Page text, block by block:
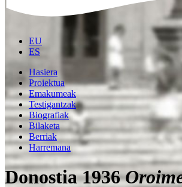
EU
ES
Hasiera
Proiektua
Emakumeak
Testigantzak
Biografiak
Bilaketa
Berriak
Harremana
Donostia 1936